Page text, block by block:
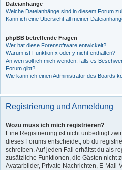
Dateianhänge
Welche Dateianhänge sind in diesem Forum
Kann ich eine Übersicht all meiner
phpBB betreffende Fragen
Wer hat diese Forensoftware entwickelt?
Warum ist Funktion x oder y nicht enthalten?
An wen soll ich mich wenden, falls es
Forum gibt?
Wie kann ich einen Administrator des Boards
Registrierung und Anmeldung
Wozu muss ich mich registrieren?
Eine Registrierung ist nicht unbedingt
dieses Forums entscheidet, ob du
schreiben. Auf jeden Fall erhältst du als
zusätzliche Funktionen, die Gästen nicht
Avatarbilder, Private Nachrichten, E-